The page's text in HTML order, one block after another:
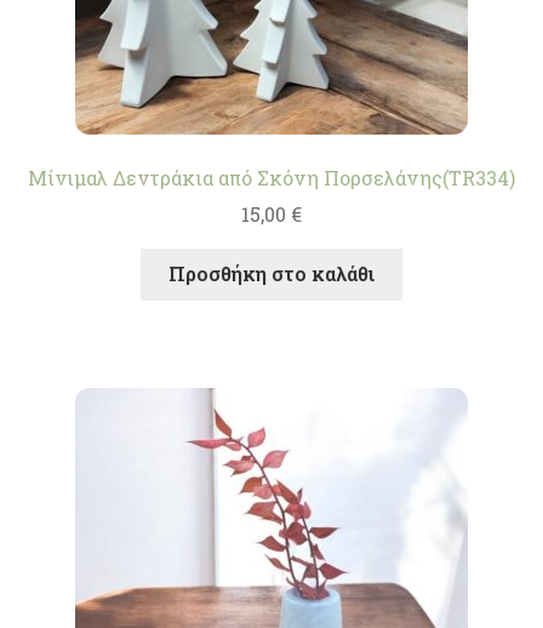
Μίνιμαλ Δεντράκια από Σκόνη Πορσελάνης(TR334)
15,00 €
Προσθήκη στο καλάθι